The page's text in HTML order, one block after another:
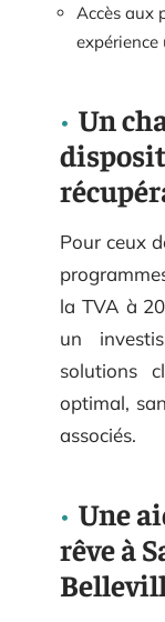
Accès aux
Un
Pour ceux
la TVA à
un
solutions
optimal,
associés.
Une
rêve à